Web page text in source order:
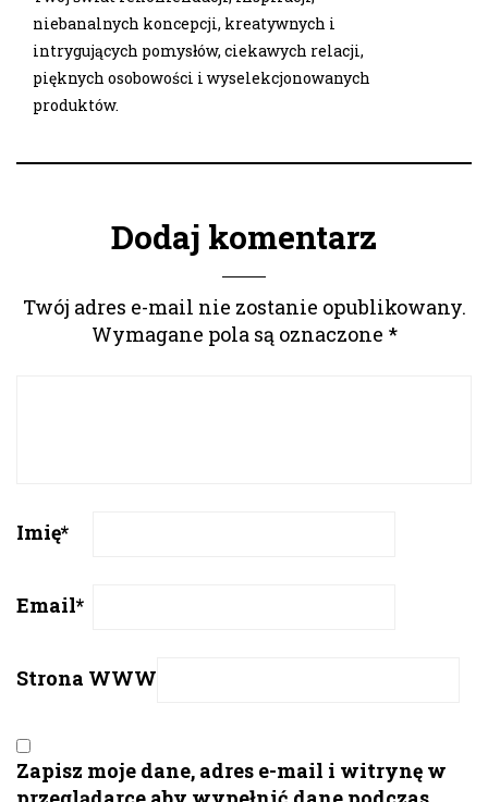
niebanalnych koncepcji, kreatywnych i
intrygujących pomysłów, ciekawych relacji,
pięknych osobowości i wyselekcjonowanych
produktów.
Dodaj komentarz
Twój adres e-mail nie zostanie opublikowany.
Wymagane pola są oznaczone *
Imię*
Email*
Strona WWW
Zapisz moje dane, adres e-mail i witrynę w